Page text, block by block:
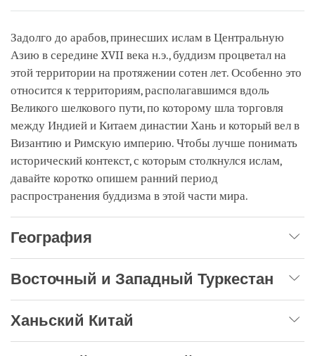
Задолго до арабов, принесших ислам в Центральную
Азию в середине XVII века н.э., буддизм процветал на
этой территории на протяжении сотен лет. Особенно это
относится к территориям, располагавшимся вдоль
Великого шелкового пути, по которому шла торговля
между Индией и Китаем династии Хань и который вел в
Византию и Римскую империю. Чтобы лучше понимать
исторический контекст, с которым столкнулся ислам,
давайте коротко опишем ранний период
распространения буддизма в этой части мира.
География
Восточный и Западный Туркестан
Ханьский Китай